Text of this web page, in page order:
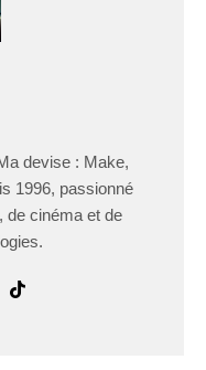
devise : Make,
1996, passionné
de cinéma et de